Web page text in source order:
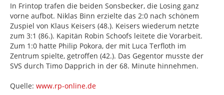
In Frintop trafen die beiden Sonsbecker, die Losing ganz
vorne aufbot. Niklas Binn erzielte das 2:0 nach schönem
Zuspiel von Klaus Keisers (48.). Keisers wiederum netzte
zum 3:1 (86.). Kapitän Robin Schoofs leitete die Vorarbeit.
Zum 1:0 hatte Philip Pokora, der mit Luca Terfloth im
Zentrum spielte, getroffen (42.). Das Gegentor musste der
SVS durch Timo Dapprich in der 68. Minute hinnehmen.
Quelle: www.rp-online.de